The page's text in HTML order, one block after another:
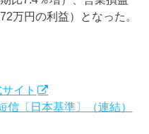
万円の利益）となった。
イト
〔日本基準〕（連結）